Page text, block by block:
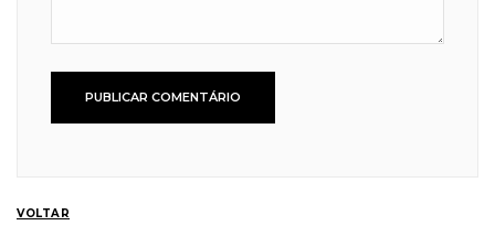
VOLTAR